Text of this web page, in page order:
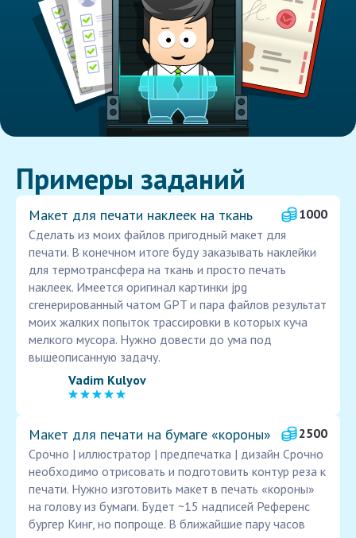
Примеры заданий
Макет для печати наклеек на ткань
1000
Сделать из моих файлов пригодный макет для
печати. В конечном итоге буду заказывать наклейки
для термотрансфера на ткань и просто печать
наклеек. Имеется оригинал картинки jpg
сгенерированный чатом GPT и пара файлов результат
моих жалких попыток трассировки в которых куча
мелкого мусора. Нужно довести до ума под
вышеописанную задачу.
Vadim Kulyov
Макет для печати на бумаге «короны»
2500
Срочно | иллюстратор | предпечатка | дизайн Срочно
необходимо отрисовать и подготовить контур реза к
печати. Нужно изготовить макет в печать «короны»
на голову из бумаги. Будет ~15 надписей Референс
бургер Кинг, но попроще. В ближайшие пару часов